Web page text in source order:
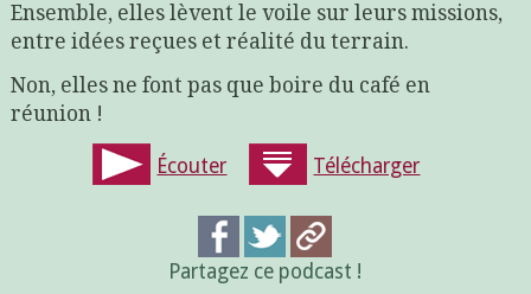
Ensemble, elles lèvent le voile sur leurs missions,
entre idées reçues et réalité du terrain.
Non, elles ne font pas que boire du café en
réunion !
Écouter Télécharger
Partagez ce podcast !